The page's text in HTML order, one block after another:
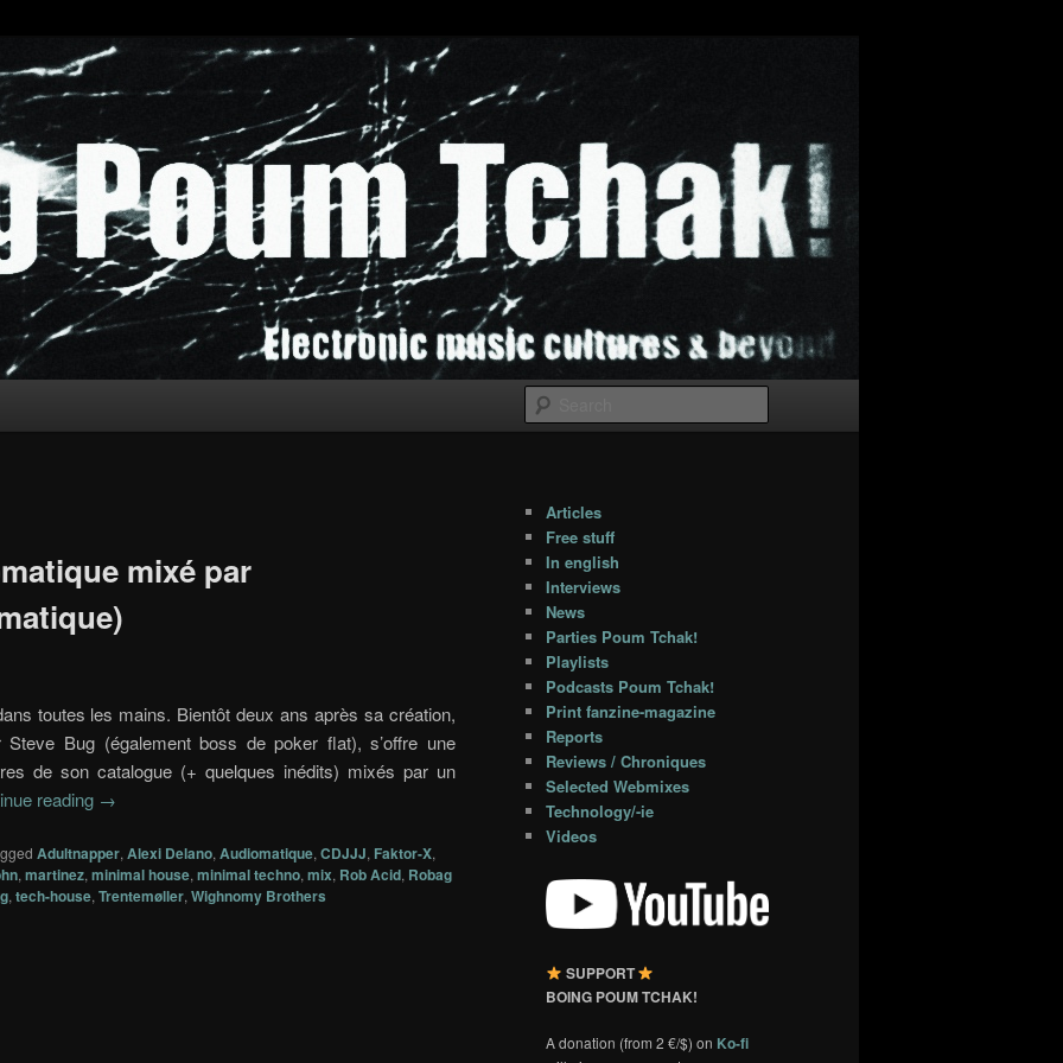
mixé par
toutes les mains. Bientôt deux ans après sa création,
Steve Bug (également boss de poker flat), s’offre une
de son catalogue (+ quelques inédits) mixés par un
reading →
Adultnapper, Alexi Delano, Audiomatique, CDJJJ, Faktor-X,
, martinez, minimal house, minimal techno, mix, Rob Acid, Robag
, tech-house, Trentemøller, Wighnomy Brothers
Articles
Free stuff
In english
Interviews
News
Parties Poum Tchak!
Playlists
Podcasts Poum Tchak!
Print fanzine-magazine
Reports
Reviews / Chroniques
Selected Webmixes
Technology/-ie
Videos
SUPPORT
BOING POUM TCHAK!
A donation (from 2 €/$) on Ko-fi